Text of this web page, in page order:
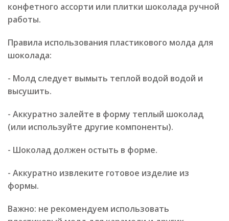
конфетного ассорти или плитки шоколада ручной
работы.
Правила использования пластикового молда для
шоколада:
- Молд следует вымыть теплой водой водой и
высушить.
- Аккуратно залейте в форму теплый шоколад
(или используйте другие компоненты).
- Шоколад должен остыть в форме.
- Аккуратно извлеките готовое изделие из
формы.
Важно: не рекомендуем использовать